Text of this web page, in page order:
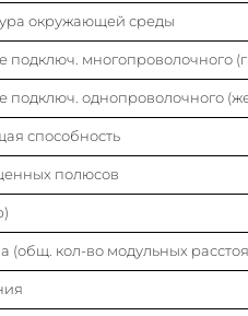
окружающей среды
подключ. многопроволочного
подключ. однопроволочного
способность
полюсов
(общ. кол-во модульных